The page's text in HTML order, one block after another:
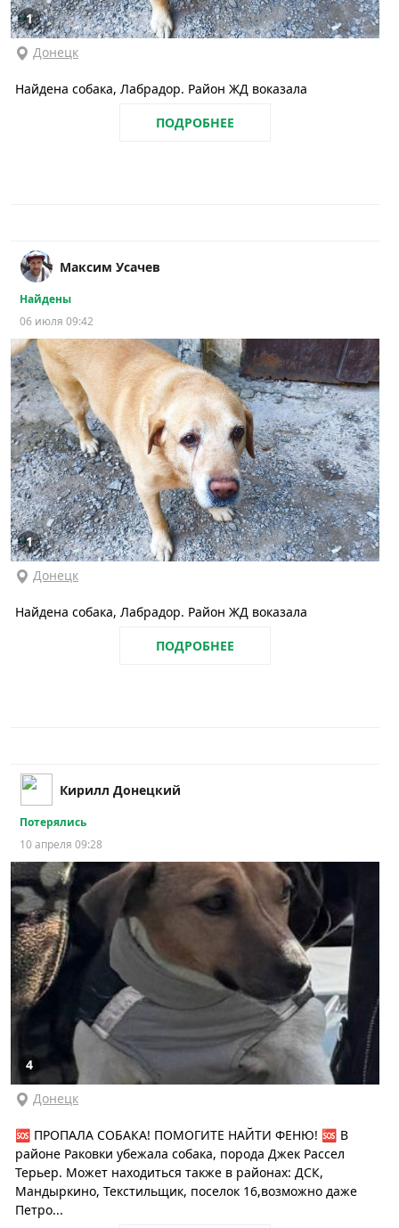
1
Донецк
Найдена собака, Лабрадор. Район ЖД воказала
ПОДРОБНЕЕ
Максим Усачев
Найдены
06 июля 09:42
1
Донецк
Найдена собака, Лабрадор. Район ЖД воказала
ПОДРОБНЕЕ
Кирилл Донецкий
Потерялись
10 апреля 09:28
4
Донецк
🆘 ПРОПАЛА СОБАКА! ПОМОГИТЕ НАЙТИ ФЕНЮ! 🆘 В
районе Раковки убежала собака, порода Джек Рассел
Терьер. Может находиться также в районах: ДСК,
Мандыркино, Текстильщик, поселок 16,возможно даже
Петро...